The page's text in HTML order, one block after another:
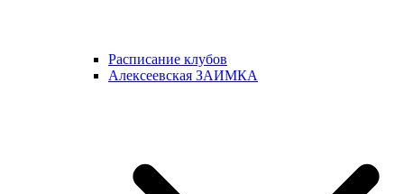
Расписание клубов
Алексеевская ЗАИМКА